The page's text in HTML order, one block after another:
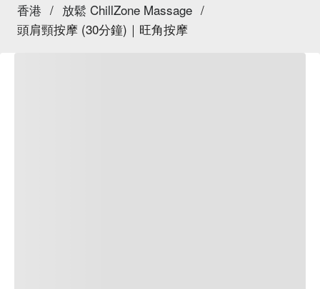
香港 / 放鬆 ChillZone Massage /
頭肩頸按摩 (30分鐘)｜旺角按摩